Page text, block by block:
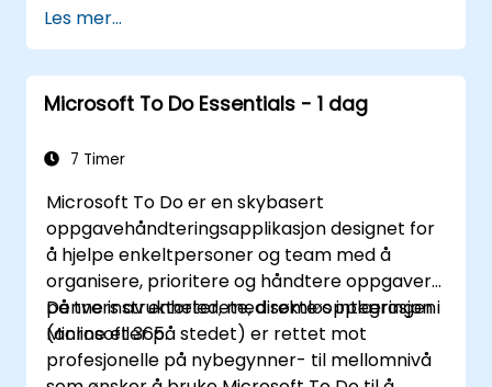
langsiktig adoptering.
Les mer...
Microsoft To Do Essentials - 1 dag
7 Timer
Microsoft To Do er en skybasert
oppgavehåndteringsapplikasjon designet for
å hjelpe enkeltpersoner og team med å
organisere, prioritere og håndtere oppgaver
på tvers av enheter, med sømløs integrasjon i
Microsoft 365.
Denne instruktørledete, direkte opplæringen
(online eller på stedet) er rettet mot
profesjonelle på nybegynner- til mellomnivå